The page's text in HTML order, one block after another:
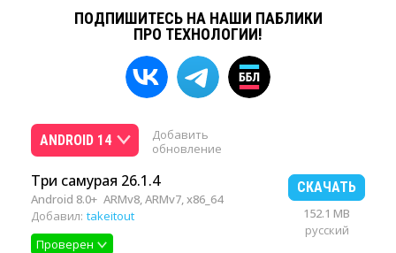
ПОДПИШИТЕСЬ НА НАШИ ПАБЛИКИ
ПРО ТЕХНОЛОГИИ!
ANDROID 14
Добавить
обновление
Три самурая 26.1.4
Android 8.0+ ARMv8, ARMv7, x86_64
Добавил: takeitout
Проверен
СКАЧАТЬ
152.1 MB
русский